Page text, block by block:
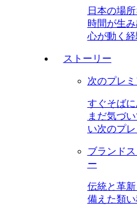
日本の場
時間が生
心が動く
ストーリー
次のプレ
すぐそば
まだ気づ
い次のプ
ブランド
ー
伝統と革
備えた類